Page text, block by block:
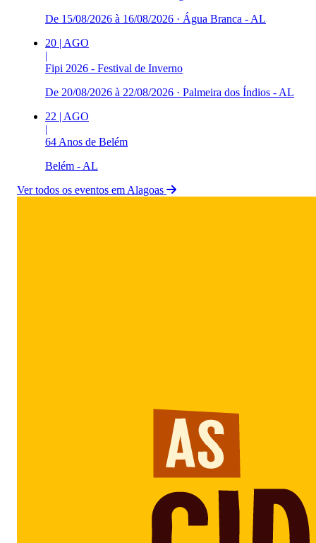
De 15/08/2026 à 16/08/2026 · Água Branca - AL
20 | AGO
|
Fipi 2026 - Festival de Inverno
De 20/08/2026 à 22/08/2026 · Palmeira dos Índios - AL
22 | AGO
|
64 Anos de Belém
Belém - AL
Ver todos os eventos em Alagoas